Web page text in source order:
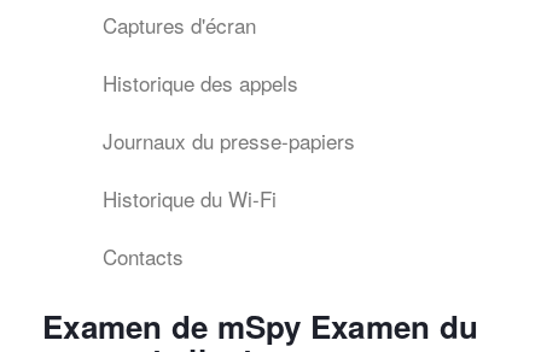
Captures d'écran
Historique des appels
Journaux du presse-papiers
Historique du Wi-Fi
Contacts
Examen de mSpy Examen du